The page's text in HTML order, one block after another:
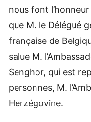
nous font l’honneur
que M. le Délégué
française de
salue M.
Senghor, qui est
personnes, M.
Herzégovine.